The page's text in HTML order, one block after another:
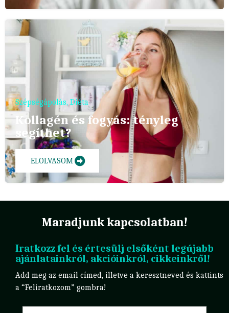
Szépségápolás, Diéta
Kollagén és fogyás: tényleg
segíthet?
ELOLVASOM
Maradjunk kapcsolatban!
Iratkozz fel és értesülj elsőként legújabb
ajánlatainkról, akcióinkról, cikkeinkről!
Add meg az email címed, illetve a keresztneved és kattints
a “Feliratkozom” gombra!